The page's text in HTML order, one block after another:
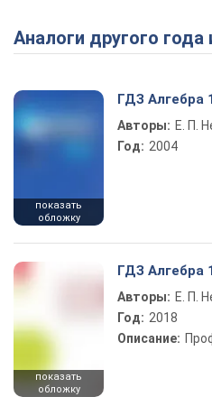
Аналоги другого
показать
обложку
ГДЗ Алгебра
Авторы: Е. П.
Год: 2004
показать
обложку
ГДЗ Алгебра
Авторы: Е. П.
Год: 2018
Описание: